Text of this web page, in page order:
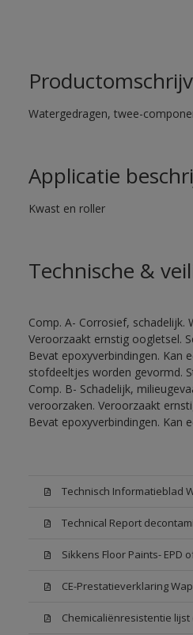
Watergedragen, twee-
Applicatie
Kwast en roller
Technische &
Comp. A- Corrosief, schadelijk.
Veroorzaakt ernstig oogletsel.
Bevat epoxyverbindingen. Kan
stofdeeltjes worden gevormd.
Comp. B- Schadelijk,
veroorzaken. Veroorzaakt
Bevat epoxyverbindingen. Kan
Technisch Informatieblad
Technical Report
Sikkens Floor Paints- EPD
CE-Prestatieverklaring
Chemicaliënresistentie lijst